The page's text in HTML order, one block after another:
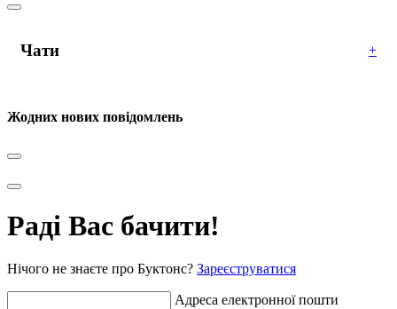
Чати +
Жодних нових повідомлень
Раді Вас бачити!
Нічого не знаєте про Буктонс? Зареєструватися
Адреса електронної пошти